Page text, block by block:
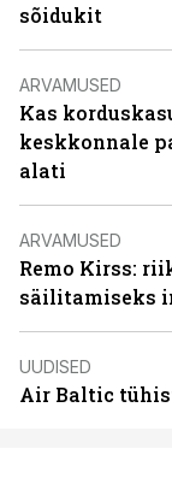
sõidukit
ARVAMUSED
Kas
keskkonnale
alati
ARVAMUSED
Remo Kirss:
säilitamiseks
UUDISED
Air Baltic